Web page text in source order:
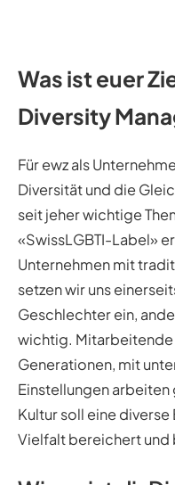
Was ist euer
Diversity
Für ewz als
Diversität und die
seit jeher wichtige
«SwissLGBTI-Label»
Unternehmen mit
setzen wir uns
Geschlechter ein,
wichtig. Mitarbeitende
Generationen, mit
Einstellungen arbeiten
Kultur soll eine
Vielfalt bereichert und